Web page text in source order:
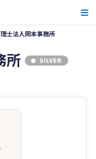
士法人岡本事務所
所